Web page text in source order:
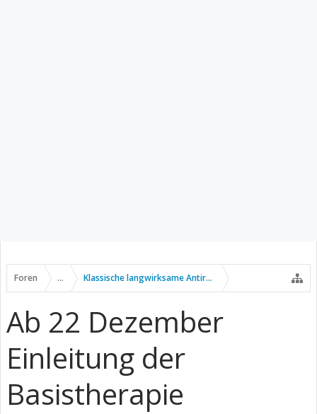
Foren ... Klassische langwirksame Antirheumatika
Ab 22 Dezember
Einleitung der
Basistherapie